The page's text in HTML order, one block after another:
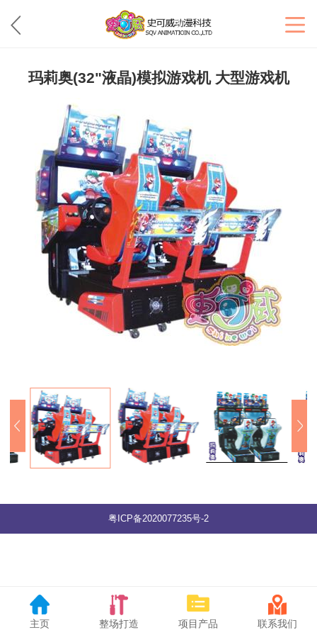
玛莉奥(32"液晶)模拟游戏机 大型游戏机
粤ICP备2020077235号-2
主页 整场打造 项目产品 联系我们